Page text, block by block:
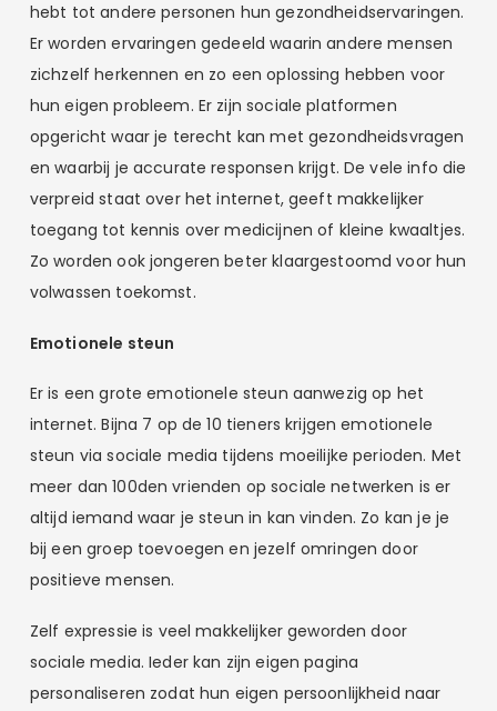
hebt tot andere personen hun gezondheidservaringen.
Er worden ervaringen gedeeld waarin andere mensen
zichzelf herkennen en zo een oplossing hebben voor
hun eigen probleem. Er zijn sociale platformen
opgericht waar je terecht kan met gezondheidsvragen
en waarbij je accurate responsen krijgt. De vele info die
verpreid staat over het internet, geeft makkelijker
toegang tot kennis over medicijnen of kleine kwaaltjes.
Zo worden ook jongeren beter klaargestoomd voor hun
volwassen toekomst.
Emotionele steun
Er is een grote emotionele steun aanwezig op het
internet. Bijna 7 op de 10 tieners krijgen emotionele
steun via sociale media tijdens moeilijke perioden. Met
meer dan 100den vrienden op sociale netwerken is er
altijd iemand waar je steun in kan vinden. Zo kan je je
bij een groep toevoegen en jezelf omringen door
positieve mensen.
Zelf expressie is veel makkelijker geworden door
sociale media. Ieder kan zijn eigen pagina
personaliseren zodat hun eigen persoonlijkheid naar